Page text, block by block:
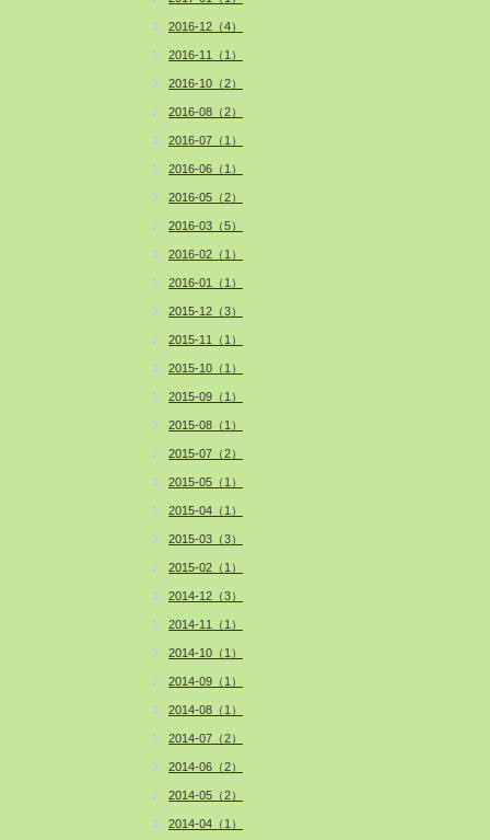
2016-12（4）
2016-11（1）
2016-10（2）
2016-08（2）
2016-07（1）
2016-06（1）
2016-05（2）
2016-03（5）
2016-02（1）
2016-01（1）
2015-12（3）
2015-11（1）
2015-10（1）
2015-09（1）
2015-08（1）
2015-07（2）
2015-05（1）
2015-04（1）
2015-03（3）
2015-02（1）
2014-12（3）
2014-11（1）
2014-10（1）
2014-09（1）
2014-08（1）
2014-07（2）
2014-06（2）
2014-05（2）
2014-04（1）